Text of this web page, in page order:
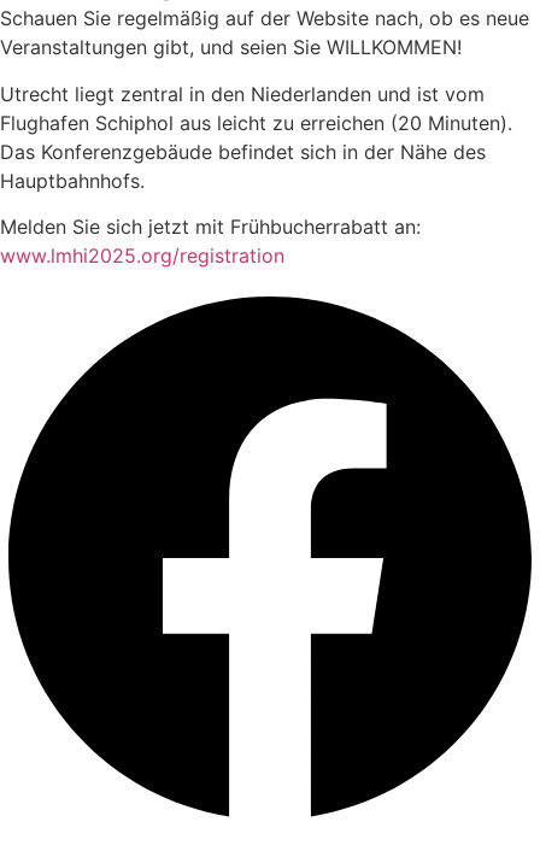
Schauen Sie regelmäßig auf der Website nach, ob es neue
Veranstaltungen gibt, und seien Sie WILLKOMMEN!
Utrecht liegt zentral in den Niederlanden und ist vom
Flughafen Schiphol aus leicht zu erreichen (20 Minuten).
Das Konferenzgebäude befindet sich in der Nähe des
Hauptbahnhofs.
Melden Sie sich jetzt mit Frühbucherrabatt an:
www.lmhi2025.org/registration